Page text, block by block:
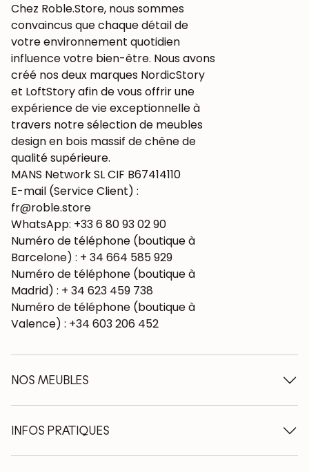
Chez Roble.Store, nous sommes
convaincus que chaque détail de
votre environnement quotidien
influence votre bien-être. Nous avons
créé nos deux marques NordicStory
et LoftStory afin de vous offrir une
expérience de vie exceptionnelle à
travers notre sélection de meubles
design en bois massif de chêne de
qualité supérieure.
MANS Network SL CIF B67414110
E-mail (Service Client) :
fr@roble.store
WhatsApp: +33 6 80 93 02 90
Numéro de téléphone (boutique à
Barcelone) : + 34 664 585 929
Numéro de téléphone (boutique à
Madrid) : + 34 623 459 738
Numéro de téléphone (boutique à
Valence) : +34 603 206 452
NOS MEUBLES
Tables à manger en bois
Chaises en bois
Buffets en bois
INFOS PRATIQUES
Qui sommes-nous ?